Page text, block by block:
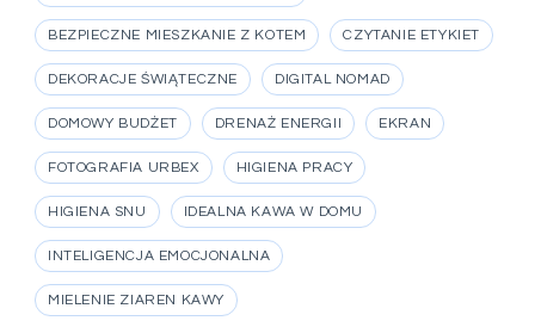
BEZPIECZNE MIESZKANIE Z KOTEM CZYTANIE ETYKIET
DEKORACJE ŚWIĄTECZNE DIGITAL NOMAD
DOMOWY BUDŻET DRENAŻ ENERGII EKRAN
FOTOGRAFIA URBEX HIGIENA PRACY
HIGIENA SNU IDEALNA KAWA W DOMU
INTELIGENCJA EMOCJONALNA
MIELENIE ZIAREN KAWY